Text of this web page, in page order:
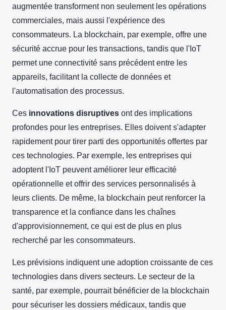
augmentée transforment non seulement les opérations
commerciales, mais aussi l'expérience des
consommateurs. La blockchain, par exemple, offre une
sécurité accrue pour les transactions, tandis que l'IoT
permet une connectivité sans précédent entre les
appareils, facilitant la collecte de données et
l'automatisation des processus.
Ces innovations disruptives ont des implications
profondes pour les entreprises. Elles doivent s'adapter
rapidement pour tirer parti des opportunités offertes par
ces technologies. Par exemple, les entreprises qui
adoptent l'IoT peuvent améliorer leur efficacité
opérationnelle et offrir des services personnalisés à
leurs clients. De même, la blockchain peut renforcer la
transparence et la confiance dans les chaînes
d'approvisionnement, ce qui est de plus en plus
recherché par les consommateurs.
Les prévisions indiquent une adoption croissante de ces
technologies dans divers secteurs. Le secteur de la
santé, par exemple, pourrait bénéficier de la blockchain
pour sécuriser les dossiers médicaux, tandis que